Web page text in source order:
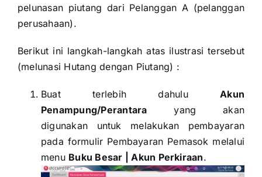
pelunasan piutang dari Pelanggan A (pelanggan
perusahaan).
Berikut ini langkah-langkah atas ilustrasi tersebut
(melunasi Hutang dengan Piutang) :
Buat terlebih dahuluAkun
Penampung/Perantara yang akan
digunakan untuk melakukan pembayaran
pada formulir Pembayaran Pemasok melalui
menu Buku Besar | Akun Perkiraan.